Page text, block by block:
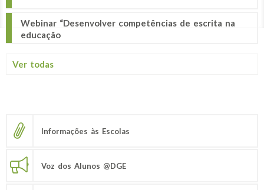
Webinar “Desenvolver competências de escrita na
educação
Ver todas
Informações às Escolas
Voz dos Alunos @DGE